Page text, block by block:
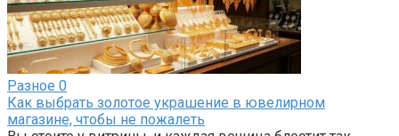
Разное 0
Как выбрать золотое украшение в ювелирном
магазине, чтобы не пожалеть